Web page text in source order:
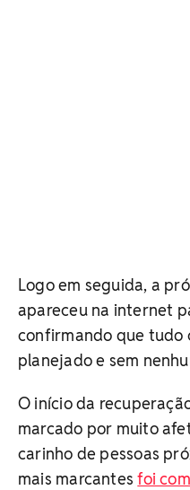
Logo em seguida, a
apareceu na internet
confirmando que tudo
planejado e sem
O início da
marcado por muito
carinho de pessoas
mais marcantesfoi